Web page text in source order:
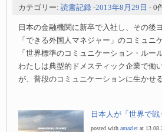
カテゴリー: 読書記録 -2013年8月29日 - 0
日本の金融機関に新卒で入社し、その後
「できる外国人マネジャー」のコミュ
「世界標準のコミュニケーション・ルー
わたしは典型的ドメスティック企業で働
が、普段のコミュニケーションに生かせ
日本人が「世界で
posted with amazlet at